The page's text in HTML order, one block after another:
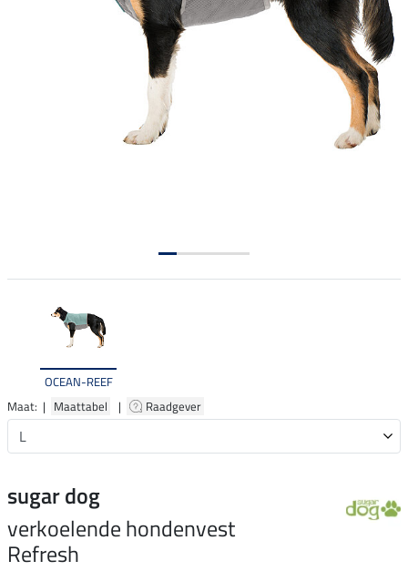
OCEAN-REEF
Maat: | Maattabel | Raadgever
sugar dog
verkoelende hondenvest
Refresh